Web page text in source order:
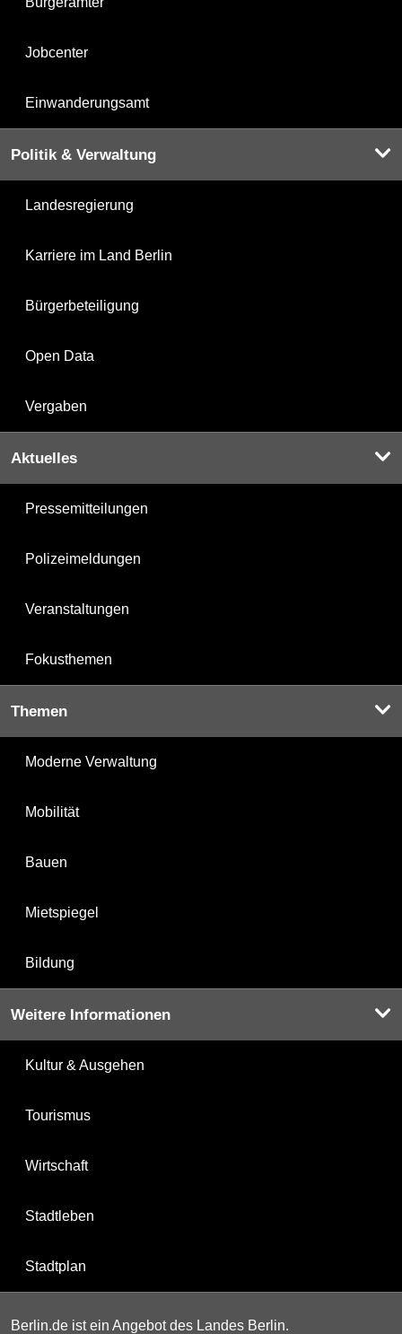
Jobcenter
Einwanderungsamt
Politik & Verwaltung
Landesregierung
Karriere im Land Berlin
Bürgerbeteiligung
Open Data
Vergaben
Aktuelles
Pressemitteilungen
Polizeimeldungen
Veranstaltungen
Fokusthemen
Themen
Moderne Verwaltung
Mobilität
Bauen
Mietspiegel
Bildung
Weitere Informationen
Kultur & Ausgehen
Tourismus
Wirtschaft
Stadtleben
Stadtplan
Berlin.de ist ein Angebot des Landes Berlin.